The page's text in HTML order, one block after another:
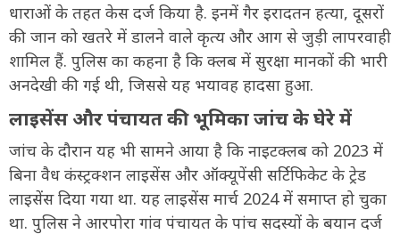
धाराओं के तहत केस दर्ज किया है. इनमें गैर इरादतन हत्या, दूसरों
की जान को खतरे में डालने वाले कृत्य और आग से जुड़ी लापरवाही
शामिल हैं. पुलिस का कहना है कि क्लब में सुरक्षा मानकों की भारी
अनदेखी की गई थी, जिससे यह भयावह हादसा हुआ.
लाइसेंस और पंचायत की भूमिका जांच के घेरे में
जांच के दौरान यह भी सामने आया है कि नाइटक्लब को 2023 में
बिना वैध कंस्ट्रक्शन लाइसेंस और ऑक्यूपेंसी सर्टिफिकेट के ट्रेड
लाइसेंस दिया गया था. यह लाइसेंस मार्च 2024 में समाप्त हो चुका
था. पुलिस ने आरपोरा गांव पंचायत के पांच सदस्यों के बयान दर्ज